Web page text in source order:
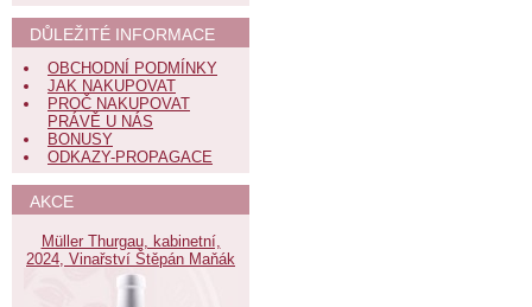
DŮLEŽITÉ INFORMACE
OBCHODNÍ PODMÍNKY
JAK NAKUPOVAT
PROČ NAKUPOVAT
PRÁVĚ U NÁS
BONUSY
ODKAZY-PROPAGACE
AKCE
Müller Thurgau, kabinetní,
2024, Vinařství Štěpán Maňák